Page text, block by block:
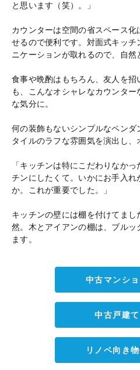
と思います（笑）。」
カウンターは空間の省スペース
せるので便利です。対面式キッ
ニケーションが取れるので、自然
食事や晩酌はもちろん、友人を
も、こんなオシャレなカウンタ
な気分に。
何の装飾もないシンプルなペン
タイルのラフな雰囲気を演出し、
「キッチンは特にこだわりなか
チンにしたくて。いかにお手入
か。これが重要でした。」
キッチンの壁には棚を付けてま
然。木とアイアンの棚は、ブル
ます。
中古マンシ
中古戸建
リノベ向き